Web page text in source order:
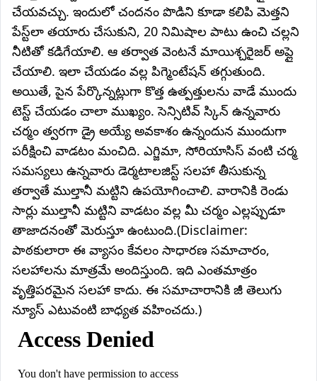
చేయవచ్చు. ఇందులో చందనం పొడిని కూడా కలిపి మెత్తని
పేస్ట్‌లా తయారు చేసుకుని, 20 నిమిషాల పాటు ఉంచి చల్లని
నీటితో కడిగేయాలి. ఆ తర్వాత వెంటనే మాయిశ్చరైజర్ అప్లై
చేయాలి. ఇలా చేయడం వల్ల పిగ్మెంటేషన్ తగ్గుతుంది.
అయితే, పైన పేర్కొన్నట్లుగా కొత్త ఉత్పత్తులను వాడే ముందు
టెస్ట్ చేయడం చాలా ముఖ్యం. సెన్సిటివ్ స్కిన్ ఉన్నవారు
చర్మం త్వరగా డ్రై అయ్యే అవకాశం ఉన్నందున ముందుగా
పరీక్షించి వాడటం మంచిది. ఎగ్జిమా, సోరియాసిస్ వంటి చర్మ
సమస్యలు ఉన్నవారు డెర్మటాలజిస్ట్ సలహా తీసుకున్న
తర్వాతే ముల్తానీ మట్టిని ఉపయోగించాలి. వారానికి రెండు
సార్లు ముల్తానీ మట్టిని వాడటం వల్ల మీ చర్మం ఎల్లప్పుడూ
తాజాదనంతో మెరుస్తూ ఉంటుంది.(Disclaimer:
పాఠకులారా ఈ వ్యాసం కేవలం సాధారణ సమాచారం,
సలహాలను మాత్రమే అందిస్తుంది. ఇది ఎంతమాత్రం
వృత్తిపరమైన సలహా కాదు. ఈ సమాచారానికి జీ తెలుగు
న్యూస్ ఎటువంటి బాధ్యత వహించదు.)